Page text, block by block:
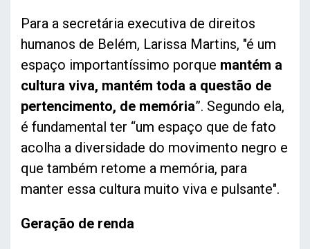
Para a secretária executiva de direitos
humanos de Belém, Larissa Martins, "é um
espaço importantíssimo porque mantém a
cultura viva, mantém toda a questão de
pertencimento, de memória”. Segundo ela,
é fundamental ter “um espaço que de fato
acolha a diversidade do movimento negro e
que também retome a memória, para
manter essa cultura muito viva e pulsante".
Geração de renda